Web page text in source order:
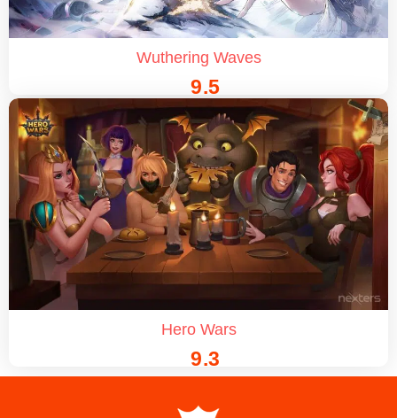
Wuthering Waves
9.5
Hero Wars
9.3